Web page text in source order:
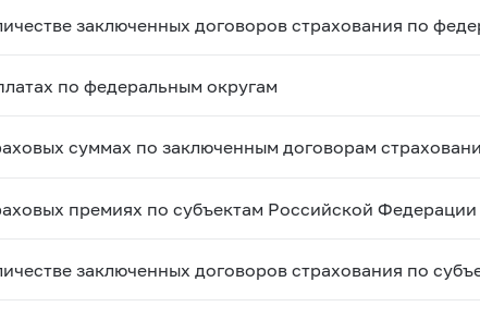
заключенных договоров страхования по
по федеральным округам
суммах по заключенным договорам
премиях по субъектам Российской Федерации
заключенных договоров страхования по